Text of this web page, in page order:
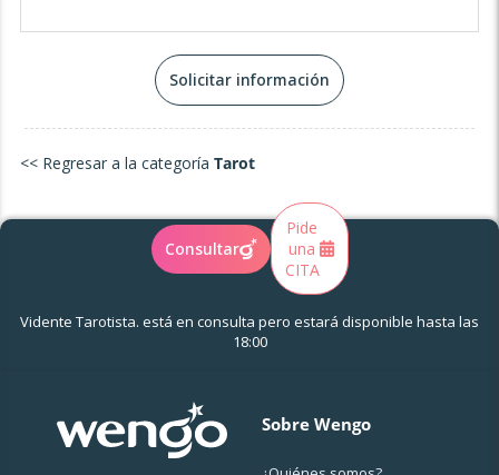
Solicitar información
<< Regresar a la categoría Tarot
Consultar
Pide
una
CITA
Vidente Tarotista. está en consulta pero estará disponible hasta las
18:00
Sobre Wengo